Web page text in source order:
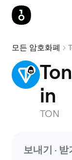
모든 암호화폐
in
TON
보내기 · 받